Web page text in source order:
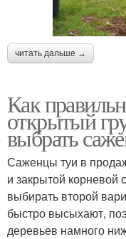
Посадки в
грунт
Грунт для
читать дальше →
Как
открытый
выбрать
Саженцы туи в
и закрытой корневой
выбирать второй
быстро высыхают,
деревьев намного